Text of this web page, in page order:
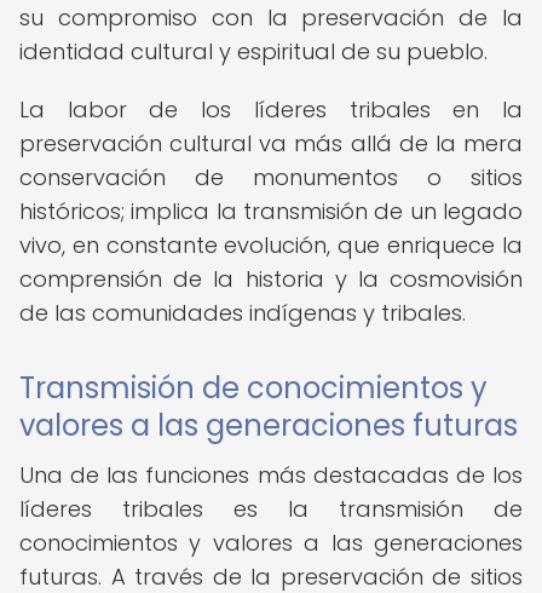
su compromiso con la preservación de la
identidad cultural y espiritual de su pueblo.
La labor de los líderes tribales en la
preservación cultural va más allá de la mera
conservación de monumentos o sitios
históricos; implica la transmisión de un legado
vivo, en constante evolución, que enriquece la
comprensión de la historia y la cosmovisión
de las comunidades indígenas y tribales.
Transmisión de conocimientos y
valores a las generaciones futuras
Una de las funciones más destacadas de los
líderes tribales es la transmisión de
conocimientos y valores a las generaciones
futuras. A través de la preservación de sitios